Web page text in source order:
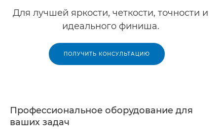
Для лучшей яркости, четкости, точности и
идеального финиша.
ПОЛУЧИТЬ КОНСУЛЬТАЦИЮ
Профессиональное оборудование для
ваших задач